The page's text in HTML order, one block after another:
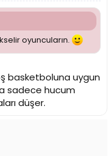
oyuncuların.
basketboluna uygun
sadece hucum
düşer.